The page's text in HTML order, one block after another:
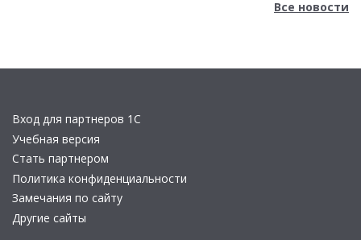
Все новости
Вход для партнеров 1С
Учебная версия
Стать партнером
Политика конфиденциальности
Замечания по сайту
Другие сайты